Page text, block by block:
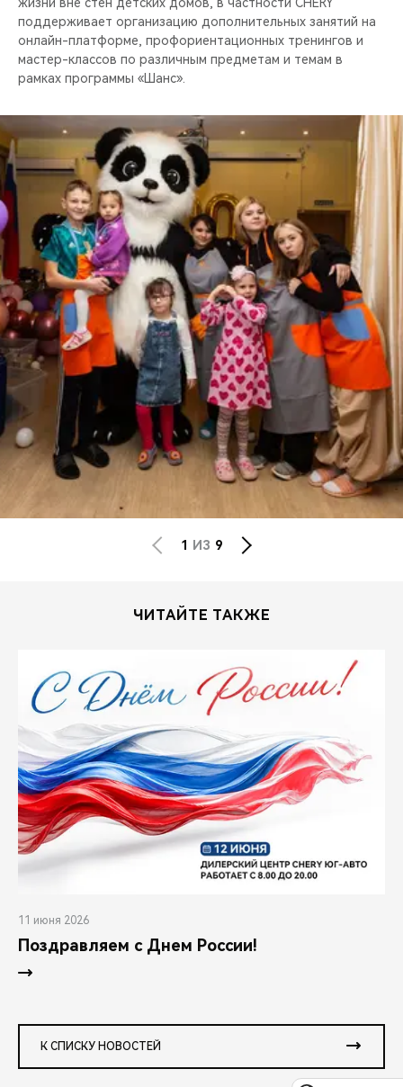
поддерживает организацию дополнительных занятий на
онлайн-платформе, профориентационных тренингов и
мастер-классов по различным предметам и темам в
рамках программы «Шанс».
1 ИЗ 9
ЧИТАЙТЕ ТАКЖЕ
11 июня 2026
Поздравляем с Днем России!
К СПИСКУ НОВОСТЕЙ